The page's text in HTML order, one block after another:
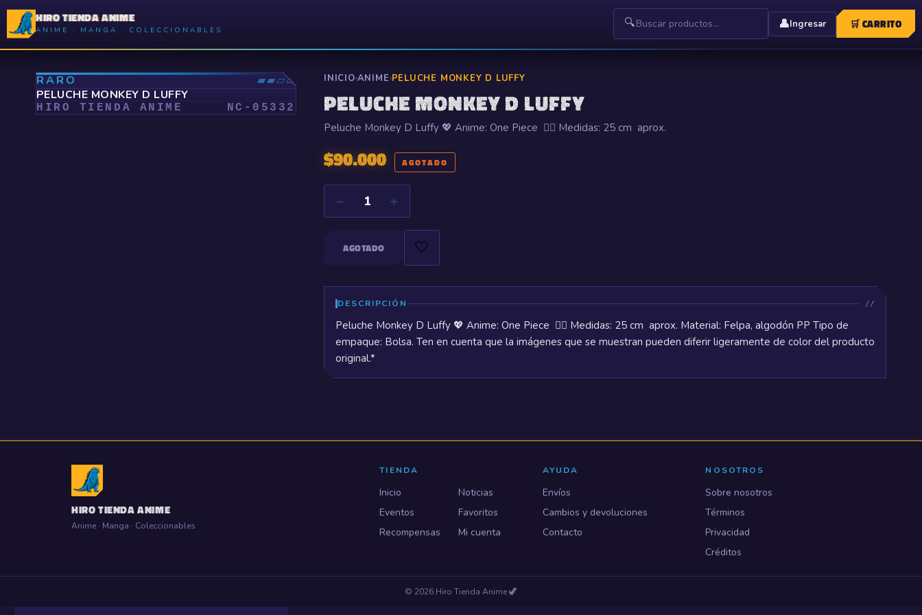
HIRO TIENDA ANIME
ANIME · MANGA · COLECCIONABLES 🔍 👤Ingresar 🛒CARRITO
RARO ▰▰▱▱
⤢
PELUCHE MONKEY D LUFFY
HIRO TIENDA ANIME NC- 05332
INICIO›ANIME›PELUCHE MONKEY D LUFFY
PELUCHE MONKEY D LUFFY
Peluche Monkey D Luffy 💖 Anime: One Piece 🏴‍☠️ Medidas: 25 cm aprox.
$90.000 AGOTADO
− 1 +
AGOTADO 🤍
DESCRIPCIÓN
Peluche Monkey D Luffy 💖 Anime: One Piece 🏴‍☠️ Medidas: 25 cm aprox. Material: Felpa, algodón PP Tipo de
empaque: Bolsa. Ten en cuenta que la imágenes que se muestran pueden diferir ligeramente de color del producto
original.*
HIRO TIENDA ANIME
Anime · Manga · Coleccionables
TIENDA
Inicio
Noticias
Eventos
Favoritos
Recompensas
Mi cuenta
AYUDA
Envíos
Cambios y devoluciones
Contacto
NOSOTROS
Sobre nosotros
Términos
Privacidad
Créditos
© 2026 Hiro Tienda Anime🦖